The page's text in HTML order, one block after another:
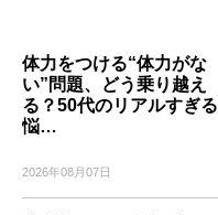
体力をつける“体力がな
い”問題、どう乗り越え
る？50代のリアルすぎる
悩…
2026年08月07日